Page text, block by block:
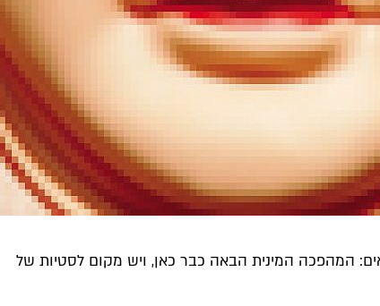
המהפכה המינית הבאה כבר כאן, ויש מקום לסטיות של